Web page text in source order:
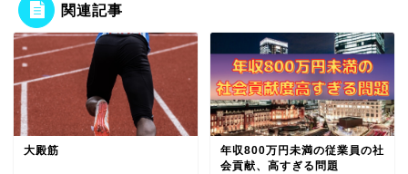
関連記事
大殿筋
年収800万円未満の従業員の社
会貢献、高すぎる問題